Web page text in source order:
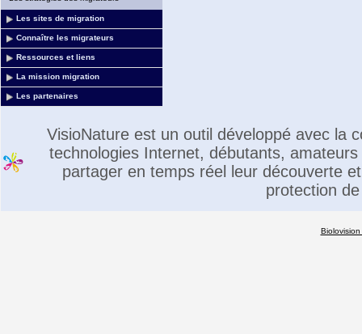
Les sites de migration
Connaître les migrateurs
Ressources et liens
La mission migration
Les partenaires
VisioNature est un outil développé avec la
technologies Internet, débutants,
partager en temps réel leur découverte
protection
Biolovision